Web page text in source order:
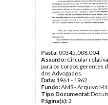
Pasta:00345.008.004
Assunto: Circular
para os corpos gerentes
dos Advogados.
Data: 1961 - 1962
Fundo:AMS - Arquivo
Tipo Documental:
Página(s):2